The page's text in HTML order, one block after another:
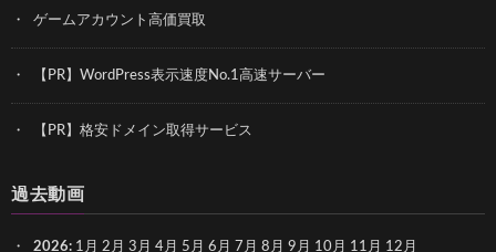
ゲームアカウント高価買取
【PR】WordPress表示速度No.1高速サーバー
【PR】格安ドメイン取得サービス
過去動画
2026: 1月 2月 3月 4月 5月 6月 7月 8月 9月 10月 11月 12月